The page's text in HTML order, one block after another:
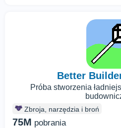
Better
Próba stworzenia
Zbroja, narzędzia i broń
75M pobrania